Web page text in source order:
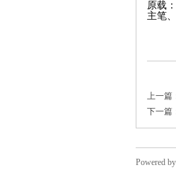
长
原载
主笔
上一篇
下一篇
Powered by